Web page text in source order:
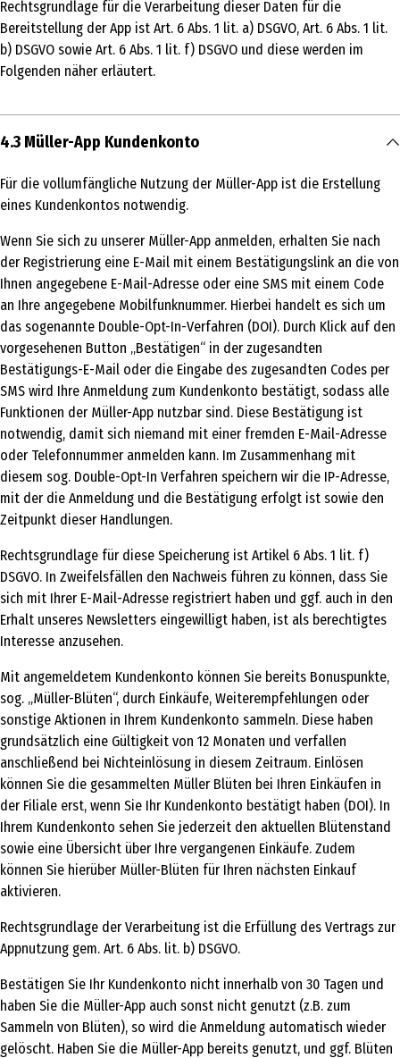
Rechtsgrundlage für die Verarbeitung dieser Daten für die
Bereitstellung der App ist Art. 6 Abs. 1 lit. a) DSGVO, Art. 6 Abs. 1 lit.
b) DSGVO sowie Art. 6 Abs. 1 lit. f) DSGVO und diese werden im
Folgenden näher erläutert.
4.3 Müller-App Kundenkonto
Für die vollumfängliche Nutzung der Müller-App ist die Erstellung
eines Kundenkontos notwendig.
Wenn Sie sich zu unserer Müller-App anmelden, erhalten Sie nach
der Registrierung eine E-Mail mit einem Bestätigungslink an die von
Ihnen angegebene E-Mail-Adresse oder eine SMS mit einem Code
an Ihre angegebene Mobilfunknummer. Hierbei handelt es sich um
das sogenannte Double-Opt-In-Verfahren (DOI). Durch Klick auf den
vorgesehenen Button „Bestätigen“ in der zugesandten
Bestätigungs-E-Mail oder die Eingabe des zugesandten Codes per
SMS wird Ihre Anmeldung zum Kundenkonto bestätigt, sodass alle
Funktionen der Müller-App nutzbar sind. Diese Bestätigung ist
notwendig, damit sich niemand mit einer fremden E-Mail-Adresse
oder Telefonnummer anmelden kann. Im Zusammenhang mit
diesem sog. Double-Opt-In Verfahren speichern wir die IP-Adresse,
mit der die Anmeldung und die Bestätigung erfolgt ist sowie den
Zeitpunkt dieser Handlungen.
Rechtsgrundlage für diese Speicherung ist Artikel 6 Abs. 1 lit. f)
DSGVO. In Zweifelsfällen den Nachweis führen zu können, dass Sie
sich mit Ihrer E-Mail-Adresse registriert haben und ggf. auch in den
Erhalt unseres Newsletters eingewilligt haben, ist als berechtigtes
Interesse anzusehen.
Mit angemeldetem Kundenkonto können Sie bereits Bonuspunkte,
sog. „Müller-Blüten“, durch Einkäufe, Weiterempfehlungen oder
sonstige Aktionen in Ihrem Kundenkonto sammeln. Diese haben
grundsätzlich eine Gültigkeit von 12 Monaten und verfallen
anschließend bei Nichteinlösung in diesem Zeitraum. Einlösen
können Sie die gesammelten Müller Blüten bei Ihren Einkäufen in
der Filiale erst, wenn Sie Ihr Kundenkonto bestätigt haben (DOI). In
Ihrem Kundenkonto sehen Sie jederzeit den aktuellen Blütenstand
sowie eine Übersicht über Ihre vergangenen Einkäufe. Zudem
können Sie hierüber Müller-Blüten für Ihren nächsten Einkauf
aktivieren.
Rechtsgrundlage der Verarbeitung ist die Erfüllung des Vertrags zur
Appnutzung gem. Art. 6 Abs. lit. b) DSGVO.
Bestätigen Sie Ihr Kundenkonto nicht innerhalb von 30 Tagen und
haben Sie die Müller-App auch sonst nicht genutzt (z.B. zum
Sammeln von Blüten), so wird die Anmeldung automatisch wieder
gelöscht. Haben Sie die Müller-App bereits genutzt, und ggf. Blüten